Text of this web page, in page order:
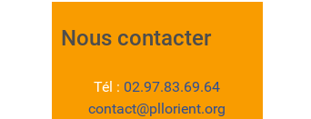
Nous contacter
Tél : 02.97.83.69.64
contact@pllorient.org